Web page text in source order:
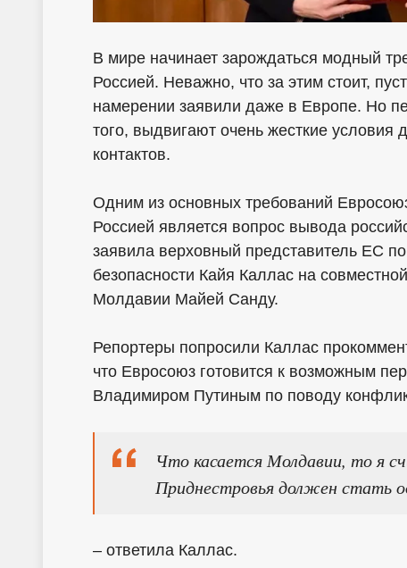
В мире начинает зарождаться модный
Россией. Неважно, что за этим стоит,
намерении заявили даже в Европе. Но
того, выдвигают очень жесткие
контактов.
Одним из основных требований
Россией является вопрос вывода
заявила верховный представитель ЕС
безопасности Кайя Каллас на
Молдавии Майей Санду.
Репортеры попросили Каллас
что Евросоюз готовится к возможным
Владимиром Путиным по поводу
Что касается Молдавии, то я
Приднестровья должен стать
– ответила Каллас.